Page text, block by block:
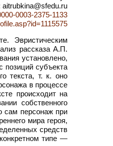
aitrubkina@sfedu.ru
0003-2375-1133
Эвристическим
рассказа А.П.
установлено,
позиций субъекта
текста, т. к. оно
в процессе
происходит на
собственного
сам персонаж при
мира героя,
средств
типе —